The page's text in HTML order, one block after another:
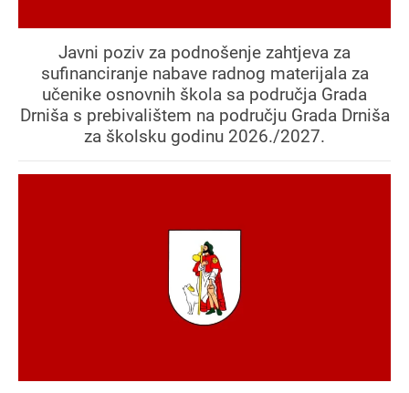
Javni poziv za podnošenje zahtjeva za
sufinanciranje nabave radnog materijala za
učenike osnovnih škola sa područja Grada
Drniša s prebivalištem na području Grada Drniša
za školsku godinu 2026./2027.